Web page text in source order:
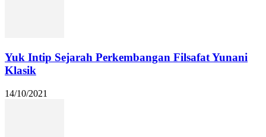
Yuk Intip Sejarah Perkembangan Filsafat Yunani
Klasik
14/10/2021